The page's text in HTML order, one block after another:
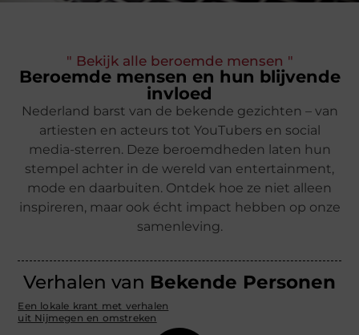
" Bekijk alle beroemde mensen "
Beroemde mensen en hun blijvende
invloed
Nederland barst van de bekende gezichten – van
artiesten en acteurs tot YouTubers en social
media-sterren. Deze beroemdheden laten hun
stempel achter in de wereld van entertainment,
mode en daarbuiten. Ontdek hoe ze niet alleen
inspireren, maar ook écht impact hebben op onze
samenleving.
Verhalen van Bekende Personen
Een lokale krant met verhalen
uit Nijmegen en omstreken